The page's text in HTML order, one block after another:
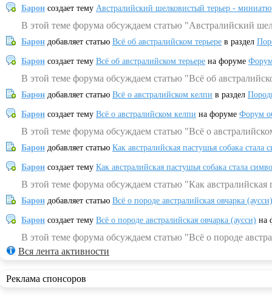
Барон создает тему Австралийский шелковистый терьер -
В этой теме форума обсуждаем статью "Австралийский
Барон добавляет статью Всё об австралийском терьере в раздел
Барон создает тему Всё об австралийском терьере на форуме
В этой теме форума обсуждаем статью "Всё об
Барон добавляет статью Всё о австралийском келпи в раздел
Барон создает тему Всё о австралийском келпи на форуме Форум
В этой теме форума обсуждаем статью "Всё о
Барон добавляет статью Как австралийская пастушья собака
Барон создает тему Как австралийская пастушья собака стала
В этой теме форума обсуждаем статью "Как
Барон добавляет статью Всё о породе австралийская овчарка (аусси)
Барон создает тему Всё о породе австралийская овчарка (аусси) на
В этой теме форума обсуждаем статью "Всё о породе
Вся лента активности
Реклама спонсоров